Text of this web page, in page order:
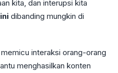
kita, dan interupsi kita
dibanding mungkin di
interaksi orang-orang
menghasilkan konten